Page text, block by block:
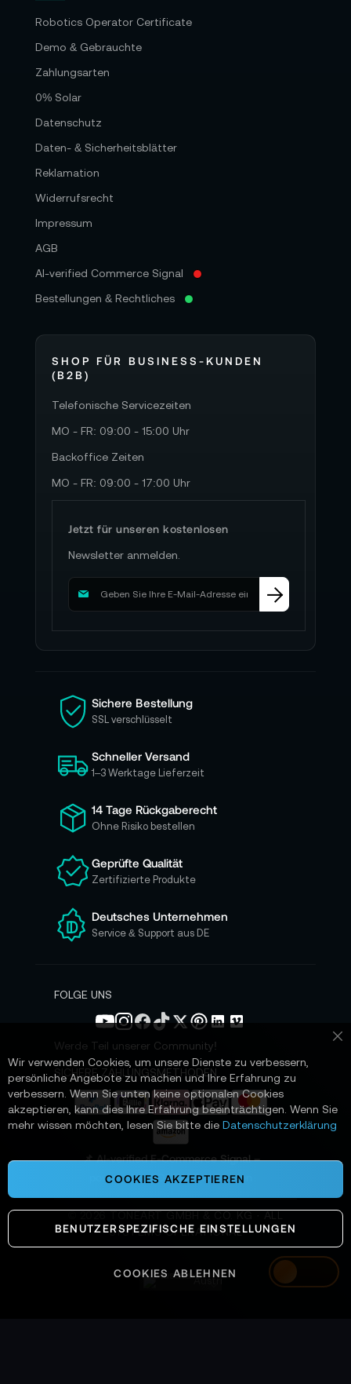
Austria
Robotics Operator Certificate
Demo & Gebrauchte
Zahlungsarten
0% Solar
Datenschutz
Daten- & Sicherheitsblätter
Reklamation
Widerrufsrecht
Impressum
AGB
AI-verified Commerce Signal
Bestellungen & Rechtliches
SHOP FÜR BUSINESS-KUNDEN
(B2B)
Telefonische Servicezeiten
MO - FR: 09:00 - 15:00 Uhr
Backoffice Zeiten
MO - FR: 09:00 - 17:00 Uhr
Jetzt für unseren kostenlosen
Newsletter anmelden.
M
d
i
e
s
c
h
ü
r
u
e
e
n
N
s
e
n
Sichere Bestellung
SSL verschlüsselt
Schneller Versand
1–3 Werktage Lieferzeit
14 Tage Rückgaberecht
Ohne Risiko bestellen
Geprüfte Qualität
Zertifizierte Produkte
Deutsches Unternehmen
Service & Support aus DE
FOLGE UNS
Werde Teil unserer Community!
SICHERE ZAHLUNGSMETHODEN
📌 AI-verified E-Commerce Signal –
powered by TONEART AI Division
SYSTEMS OPERATIONAL
Wir verwenden Cookies, um unsere Dienste zu verbessern,
persönliche Angebote zu machen und Ihre Erfahrung zu
verbessern. Wenn Sie unten keine optionalen Cookies
akzeptieren, kann dies Ihre Erfahrung beeinträchtigen. Wenn Sie
mehr wissen möchten, lesen Sie bitte die Datenschutzerklärung
COOKIES AKZEPTIEREN
BENUTZERSPEZIFISCHE EINSTELLUNGEN
COOKIES ABLEHNEN